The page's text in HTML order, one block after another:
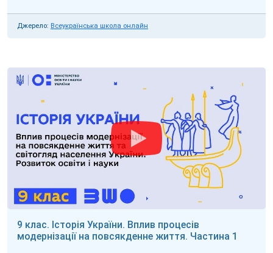
Джерело: Всеукраїнська школа онлайн
9 клас. Історія України. Вплив процесів
модернізації на повсякденне життя. Частина 1